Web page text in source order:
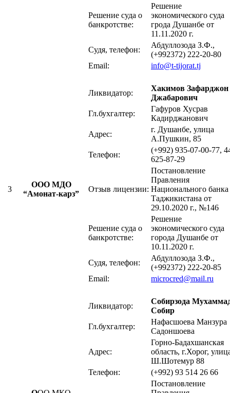
Решение суда о
банкротстве:
Решение
экономического суда
грода Душанбе от
11.11.2020 г.
Судя, телефон:
Абдуллозода З.Ф.,
(+992372) 222-20-80
Email:
info@t-tijorat.tj
3
ООО МДО
“Амонат-карз”
Ликвидатор:
Хакимов Зафарджон
Джабарович
Гл.бухгалтер:
Гафуров Хусрав
Кадирджанович
Адрес:
г. Душанбе, улица
А.Пушкин, 85
Телефон:
(+992) 935-07-00-77,
625-87-29
Отзыв лицензии:
Постановление
Правления
Национального банка
Таджикистана от
29.10.2020 г., №146
Решение суда о
банкротстве:
Решение
экономического суда
города Душанбе от
10.11.2020 г.
Судя, телефон:
Абдуллозода З.Ф.,
(+992372) 222-20-85
Email:
microcred@mail.ru
Ликвидатор:
Собирзода Мух
Собир
Гл.бухгалтер:
Нафасшоева Манзура
Садоншоева
Адрес:
Горно-Бадахшанская
область, г.Хорог,
Ш.Шотемур 88
Телефон:
(+992) 93 514 26 66
Постановление